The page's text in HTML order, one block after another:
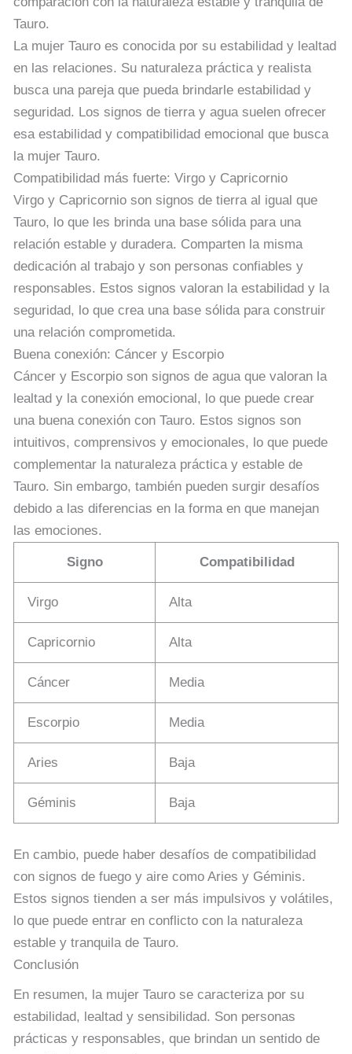
Tauro.
La mujer Tauro es conocida por su estabilidad y lealtad
en las relaciones. Su naturaleza práctica y realista
busca una pareja que pueda brindarle estabilidad y
seguridad. Los signos de tierra y agua suelen ofrecer
esa estabilidad y compatibilidad emocional que busca
la mujer Tauro.
Compatibilidad más fuerte: Virgo y Capricornio
Virgo y Capricornio son signos de tierra al igual que
Tauro, lo que les brinda una base sólida para una
relación estable y duradera. Comparten la misma
dedicación al trabajo y son personas confiables y
responsables. Estos signos valoran la estabilidad y la
seguridad, lo que crea una base sólida para construir
una relación comprometida.
Buena conexión: Cáncer y Escorpio
Cáncer y Escorpio son signos de agua que valoran la
lealtad y la conexión emocional, lo que puede crear
una buena conexión con Tauro. Estos signos son
intuitivos, comprensivos y emocionales, lo que puede
complementar la naturaleza práctica y estable de
Tauro. Sin embargo, también pueden surgir desafíos
debido a las diferencias en la forma en que manejan
las emociones.
Signo Compatibilidad
Virgo Alta
Capricornio Alta
Cáncer Media
Escorpio Media
Aries Baja
Géminis Baja
En cambio, puede haber desafíos de compatibilidad
con signos de fuego y aire como Aries y Géminis.
Estos signos tienden a ser más impulsivos y volátiles,
lo que puede entrar en conflicto con la naturaleza
estable y tranquila de Tauro.
Conclusión
En resumen, la mujer Tauro se caracteriza por su
estabilidad, lealtad y sensibilidad. Son personas
prácticas y responsables, que brindan un sentido de